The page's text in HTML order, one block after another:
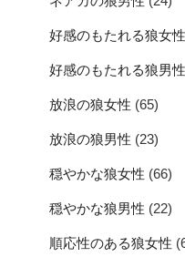
好感のもたれる狼女性
好感のもたれる狼男性
放浪の狼女性 (65)
放浪の狼男性 (23)
穏やかな狼女性 (66)
穏やかな狼男性 (22)
順応性のある狼女性